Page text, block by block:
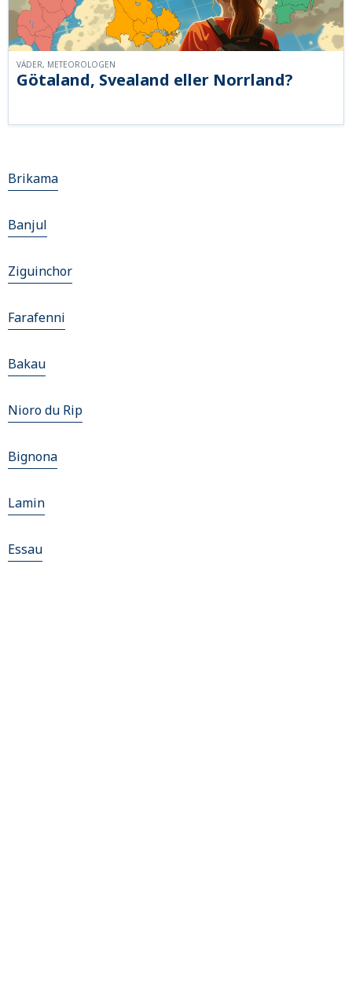
Götaland, Svealand eller Norrland?
VÄDER, METEOROLOGEN
Brikama
Banjul
Ziguinchor
Farafenni
Bakau
Nioro du Rip
Bignona
Lamin
Essau